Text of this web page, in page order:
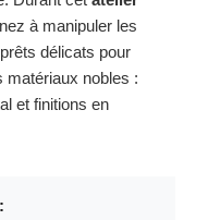
à manipuler les
délicats pour
matériaux nobles :
et finitions en